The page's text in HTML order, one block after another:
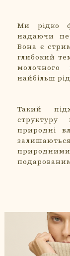
Ми рідко
надаючи
Вона є
глибокий
найбільш
Такий
структуру
природні
природними